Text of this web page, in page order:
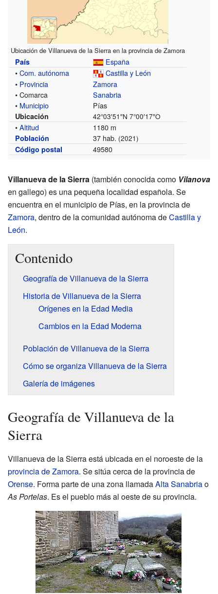
Ubicación de Villanueva de la Sierra en la provincia de Zamora
País
España
•Com. autónoma
Castilla y León
• Provincia
Zamora
• Comarca
Sanabria
• Municipio Pías
Ubicación 42°03′51″N 7°00′17″O
•Altitud 1180 m
Población 37 hab. (2021)
Código postal
49580
Villanueva de la Sierra (también conocida como Vilanova
en gallego) es una pequeña localidad española. Se
encuentra en el municipio de Pías, en la provincia de
Zamora, dentro de la comunidad autónoma deCastilla y
León.
Contenido
Geografía de Villanueva de la Sierra
Historia de Villanueva de la Sierra
Orígenes en la Edad Media
Cambios en la Edad Moderna
Población de Villanueva de la Sierra
Cómo se organiza Villanueva de la Sierra
Galería de imágenes
Geografía de Villanueva de la
Sierra
Villanueva de la Sierra está ubicada en el noroeste de la
provincia de Zamora. Se sitúa cerca de la provincia de
Orense. Forma parte de una zona llamadaAlta Sanabriao
As Portelas. Es el pueblo más al oeste de su provincia.